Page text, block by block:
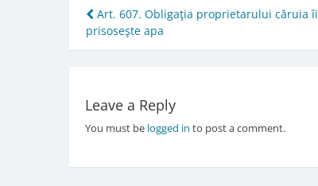
Post
navigation
Art. 607. Obligaţia proprietarului căruia îi
prisoseşte apa
Leave a Reply
You must be logged in to post a comment.